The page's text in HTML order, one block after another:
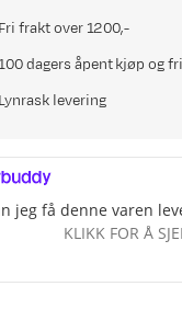
Fri frakt over 1200,-
100 dagers åpent kjøp og
Lynrask levering
jeg få denne varen
KLIKK FOR Å